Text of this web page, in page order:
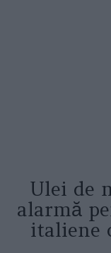
Ulei de
alarmă
italiene